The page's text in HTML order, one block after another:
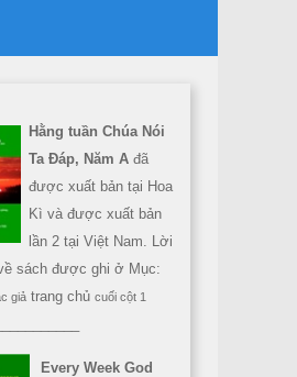
Hằng tuần Chúa Nói
Ta Đáp, Năm A đã
được xuất bản tại Hoa
Kì và được xuất bản
lần 2 tại Việt Nam. Lời
sách được ghi ở Mục:
giả trang chủ cuối cột 1
Every Week God